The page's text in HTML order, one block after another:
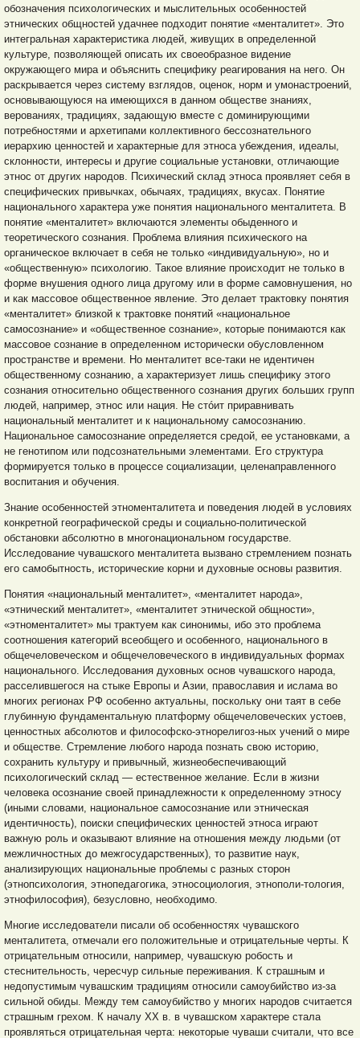
обозначения психологических и мыслительных особенностей
этнических общностей удачнее подходит понятие «менталитет». Это
интегральная характеристика людей, живущих в определенной
культуре, позволяющей описать их своеобразное видение
окружающего мира и объяснить специфику реагирования на него. Он
раскрывается через систему взглядов, оценок, норм и умонастроений,
основывающуюся на имеющихся в данном обществе знаниях,
верованиях, традициях, задающую вместе с доминирующими
потребностями и архетипами коллективного бессознательного
иерархию ценностей и характерные для этноса убеждения, идеалы,
склонности, интересы и другие социальные установки, отличающие
этнос от других народов. Психический склад этноса проявляет себя в
специфических привычках, обычаях, традициях, вкусах. Понятие
национального характера уже понятия национального менталитета. В
понятие «менталитет» включаются элементы обыденного и
теоретического сознания. Проблема влияния психического на
органическое включает в себя не только «индивидуальную», но и
«общественную» психологию. Такое влияние происходит не только в
форме внушения одного лица другому или в форме самовнушения, но
и как массовое общественное явление. Это делает трактовку понятия
«менталитет» близкой к трактовке понятий «национальное
самосознание» и «общественное сознание», которые понимаются как
массовое сознание в определенном исторически обусловленном
пространстве и времени. Но менталитет все-таки не идентичен
общественному сознанию, а характеризует лишь специфику этого
сознания относительно общественного сознания других больших групп
людей, например, этнос или нация. Не стóит приравнивать
национальный менталитет и к национальному самосознанию.
Национальное самосознание определяется средой, ее установками, а
не генотипом или подсознательными элементами. Его структура
формируется только в процессе социализации, целенаправленного
воспитания и обучения.
Знание особенностей этноменталитета и поведения людей в условиях
конкретной географической среды и социально-политической
обстановки абсолютно в многонациональном государстве.
Исследование чувашского менталитета вызвано стремлением познать
его самобытность, исторические корни и духовные основы развития.
Понятия «национальный менталитет», «менталитет народа»,
«этнический менталитет», «менталитет этнической общности»,
«этноменталитет» мы трактуем как синонимы, ибо это проблема
соотношения категорий всеобщего и особенного, национального в
общечеловеческом и общечеловеческого в индивидуальных формах
национального. Исследования духовных основ чувашского народа,
расселившегося на стыке Европы и Азии, православия и ислама во
многих регионах РФ особенно актуальны, поскольку они таят в себе
глубинную фундаментальную платформу общечеловеческих устоев,
ценностных абсолютов и философско-этнорелигоз-ных учений о мире
и обществе. Стремление любого народа познать свою историю,
сохранить культуру и привычный, жизнеобеспечивающий
психологический склад — естественное желание. Если в жизни
человека осознание своей принадлежности к определенному этносу
(иными словами, национальное самосознание или этническая
идентичность), поиски специфических ценностей этноса играют
важную роль и оказывают влияние на отношения между людьми (от
межличностных до межгосударственных), то развитие наук,
анализирующих национальные проблемы с разных сторон
(этнопсихология, этнопедагогика, этносоциология, этнополи-тология,
этнофилософия), безусловно, необходимо.
Многие исследователи писали об особенностях чувашского
менталитета, отмечали его положительные и отрицательные черты. К
отрицательным относили, например, чувашскую робость и
стеснительность, чересчур сильные переживания. К страшным и
недопустимым чувашским традициям относили самоубийство из-за
сильной обиды. Между тем самоубийство у многих народов считается
страшным грехом. К началу XX в. в чувашском характере стала
проявляться отрицательная черта: некоторые чуваши считали, что все